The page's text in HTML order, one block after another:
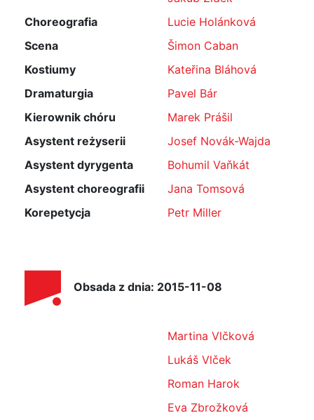
Choreografia
Lucie Holánková
Scena
Šimon Caban
Kostiumy
Kateřina Bláhová
Dramaturgia
Pavel Bár
Kierownik chóru
Marek Prášil
Asystent reżyserii
Josef Novák-Wajda
Asystent dyrygenta
Bohumil Vaňkát
Asystent choreografii
Jana Tomsová
Korepetycja
Petr Miller
Obsada z dnia: 2015-11-08
Martina Vlčková
Lukáš Vlček
Roman Harok
Eva Zbrožková